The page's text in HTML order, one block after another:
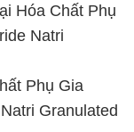
Hóa Chất Phụ
Natri
Phụ Gia
Granulated